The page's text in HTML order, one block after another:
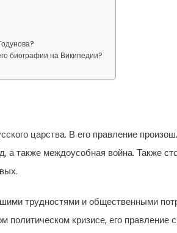
биографии на Википедии?
царства. В его правление
а также междоусобная война. Также
трудностями и общественными
политическом кризисе, его правление